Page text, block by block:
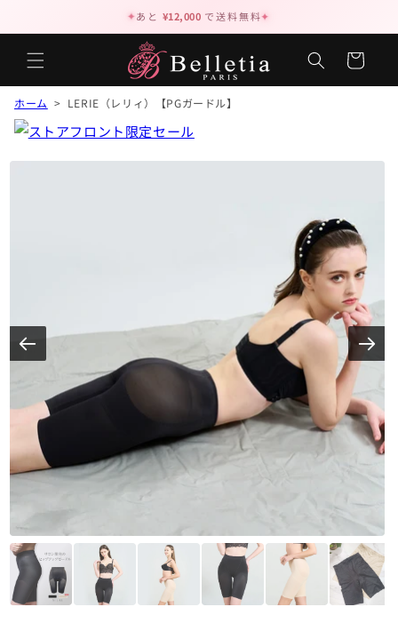
✦あと ¥12,000 で送料無料✦
カ
ー
ホーム > LERIE（レリィ）【PGガードル】